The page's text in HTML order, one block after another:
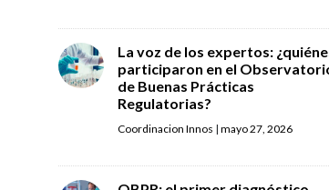
La voz de los expertos:
participaron en el
de Buenas Prácticas
Regulatorias?
Coordinacion Innos | mayo 27, 2026